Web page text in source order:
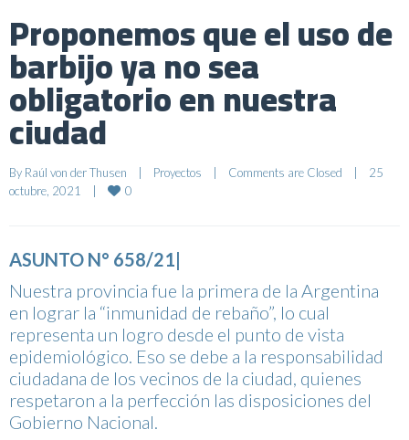
Proponemos que el uso de
barbijo ya no sea
obligatorio en nuestra
ciudad
By Raúl von der Thusen | Proyectos | Comments are Closed |
25
octubre, 2021
| 0
ASUNTO N° 658/21|
Nuestra provincia fue la primera de la Argentina
en lograr la “inmunidad de rebaño”, lo cual
representa un logro desde el punto de vista
epidemiológico. Eso se debe a la responsabilidad
ciudadana de los vecinos de la ciudad, quienes
respetaron a la perfección las disposiciones del
Gobierno Nacional.